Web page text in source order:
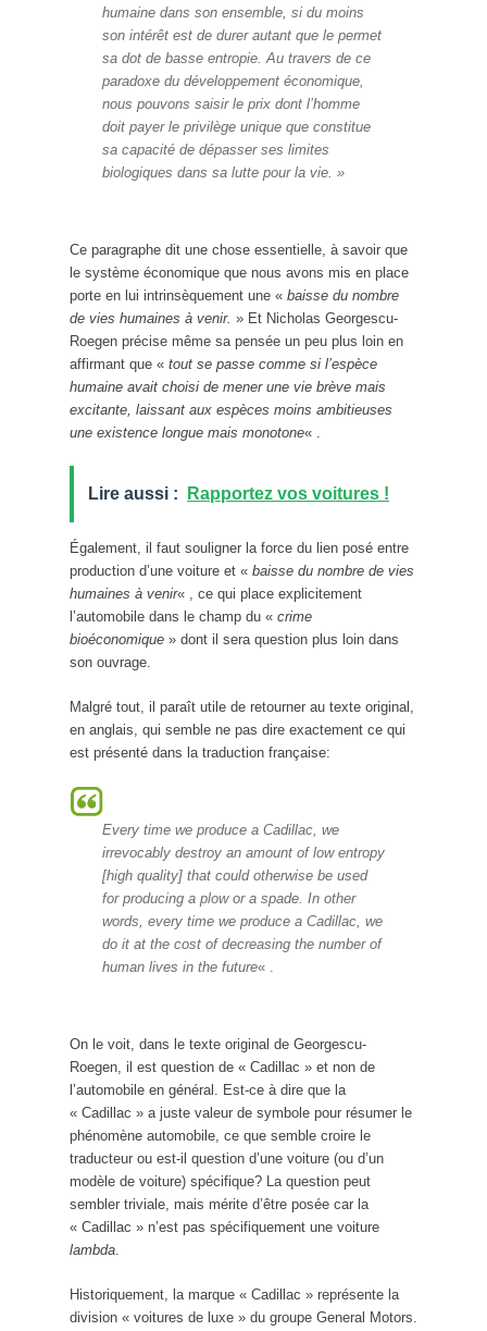
humaine dans son ensemble, si du moins
son intérêt est de durer autant que le permet
sa dot de basse entropie. Au travers de ce
paradoxe du développement économique,
nous pouvons saisir le prix dont l’homme
doit payer le privilège unique que constitue
sa capacité de dépasser ses limites
biologiques dans sa lutte pour la vie. »
Ce paragraphe dit une chose essentielle, à savoir que
le système économique que nous avons mis en place
porte en lui intrinsèquement une « baisse du nombre
de vies humaines à venir. » Et Nicholas Georgescu-
Roegen précise même sa pensée un peu plus loin en
affirmant que « tout se passe comme si l’espèce
humaine avait choisi de mener une vie brève mais
excitante, laissant aux espèces moins ambitieuses
une existence longue mais monotone« .
Lire aussi : Rapportez vos voitures !
Également, il faut souligner la force du lien posé entre
production d’une voiture et « baisse du nombre de vies
humaines à venir« , ce qui place explicitement
l’automobile dans le champ du « crime
bioéconomique » dont il sera question plus loin dans
son ouvrage.
Malgré tout, il paraît utile de retourner au texte original,
en anglais, qui semble ne pas dire exactement ce qui
est présenté dans la traduction française:
Every time we produce a Cadillac, we
irrevocably destroy an amount of low entropy
[high quality] that could otherwise be used
for producing a plow or a spade. In other
words, every time we produce a Cadillac, we
do it at the cost of decreasing the number of
human lives in the future« .
On le voit, dans le texte original de Georgescu-
Roegen, il est question de « Cadillac » et non de
l’automobile en général. Est-ce à dire que la
« Cadillac » a juste valeur de symbole pour résumer le
phénomène automobile, ce que semble croire le
traducteur ou est-il question d’une voiture (ou d’un
modèle de voiture) spécifique? La question peut
sembler triviale, mais mérite d’être posée car la
« Cadillac » n’est pas spécifiquement une voiture
lambda.
Historiquement, la marque « Cadillac » représente la
division « voitures de luxe » du groupe General Motors.